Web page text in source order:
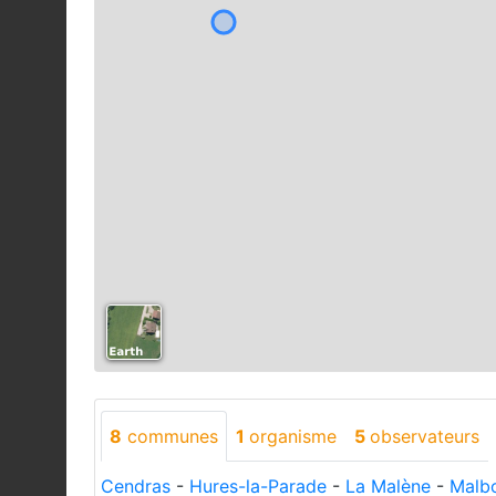
8 communes 1 organisme 5 observateurs
Cendras - Hures-la-Parade - La Malène -